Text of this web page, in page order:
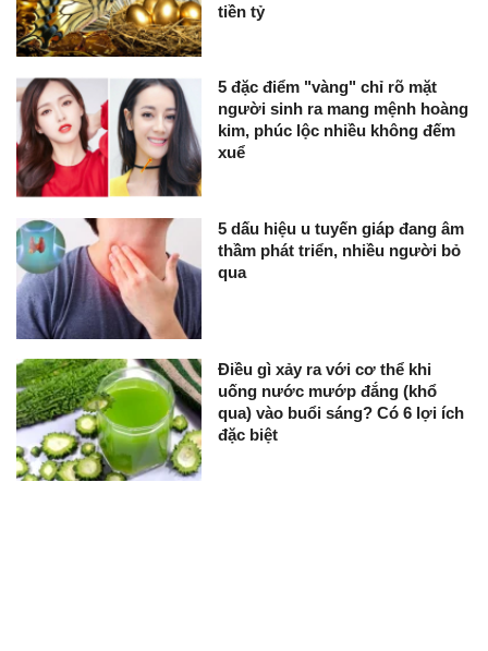
tiền tỷ
5 đặc điểm "vàng" chỉ rõ mặt
người sinh ra mang mệnh hoàng
kim, phúc lộc nhiều không đếm
xuể
5 dấu hiệu u tuyến giáp đang âm
thầm phát triển, nhiều người bỏ
qua
Điều gì xảy ra với cơ thể khi
uống nước mướp đắng (khổ
qua) vào buổi sáng? Có 6 lợi ích
đặc biệt